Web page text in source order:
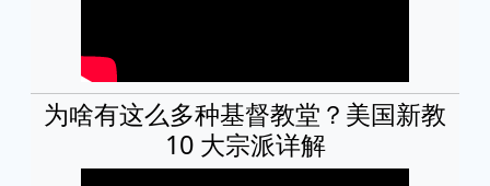
为啥有这么多种基督教堂？美国新教
10 大宗派详解